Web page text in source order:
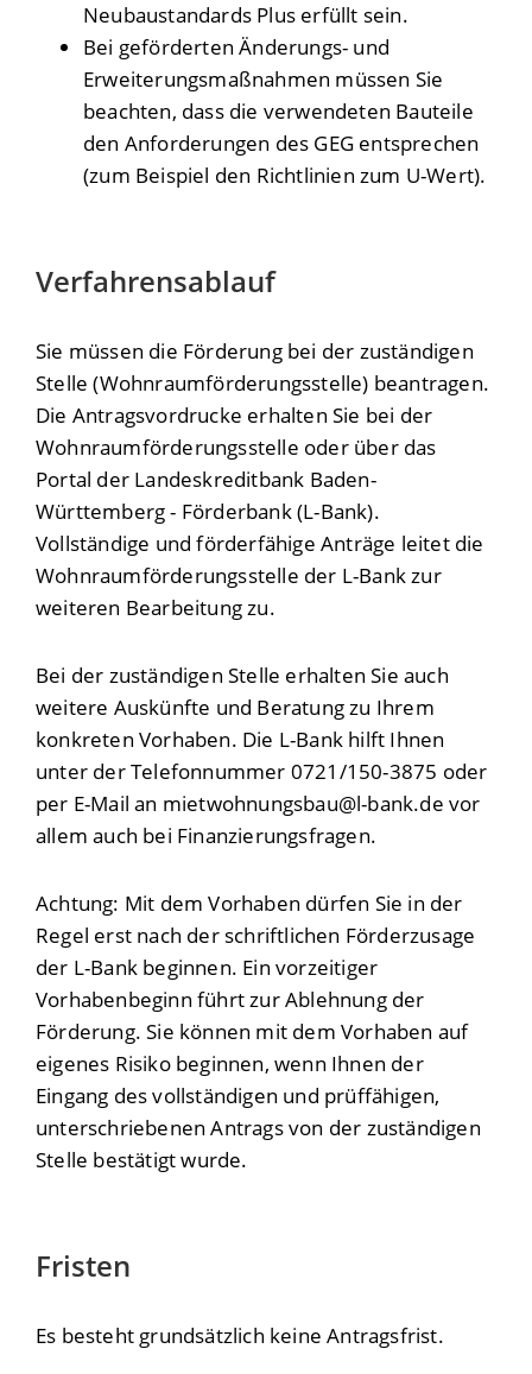
Neubaustandards Plus erfüllt sein.
Bei geförderten Änderungs- und
Erweiterungsmaßnahmen müssen Sie
beachten, dass die verwendeten Bauteile
den Anforderungen des GEG entsprechen
(zum Beispiel den Richtlinien zum U-Wert).
Verfahrensablauf
Sie müssen die Förderung bei der zuständigen
Stelle (Wohnraumförderungsstelle) beantragen.
Die Antragsvordrucke erhalten Sie bei der
Wohnraumförderungsstelle oder über das
Portal der Landeskreditbank Baden-
Württemberg - Förderbank (L-Bank).
Vollständige und förderfähige Anträge leitet die
Wohnraumförderungsstelle der L-Bank zur
weiteren Bearbeitung zu.
Bei der zuständigen Stelle erhalten Sie auch
weitere Auskünfte und Beratung zu Ihrem
konkreten Vorhaben. Die L-Bank hilft Ihnen
unter der Telefonnummer 0721/150-3875 oder
per E-Mail an mietwohnungsbau@l-bank.de vor
allem auch bei Finanzierungsfragen.
Achtung: Mit dem Vorhaben dürfen Sie in der
Regel erst nach der schriftlichen Förderzusage
der L-Bank beginnen. Ein vorzeitiger
Vorhabenbeginn führt zur Ablehnung der
Förderung.Sie können mit dem Vorhaben auf
eigenes Risikobeginnen, wenn Ihnen der
Eingang des vollständigen und prüffähigen,
unterschriebenen Antrags von der zuständigen
Stelle bestätigt wurde.
Fristen
Es besteht grundsätzlich keine Antragsfrist.